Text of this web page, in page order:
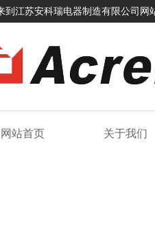
到江苏安科瑞电器制造有限公司网
网站首页 关于我们